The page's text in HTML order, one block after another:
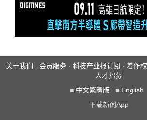
关于我们 · 会员服务 · 科技产业报订阅 · 着作权
人才招募
■ 中文繁體版 ■ English
下载新闻App